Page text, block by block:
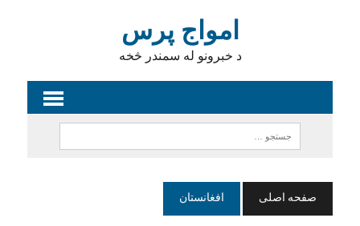
امواج پرس
د خبرونو له سمندر څخه
صفحه اصلی افغانستان